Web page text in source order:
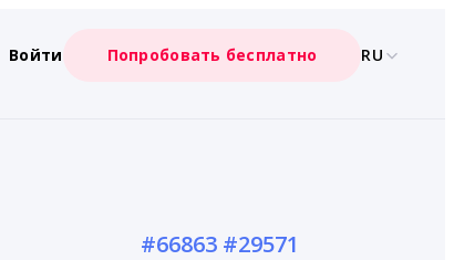
Войти Попробовать бесплатно RU
#66863 #29571